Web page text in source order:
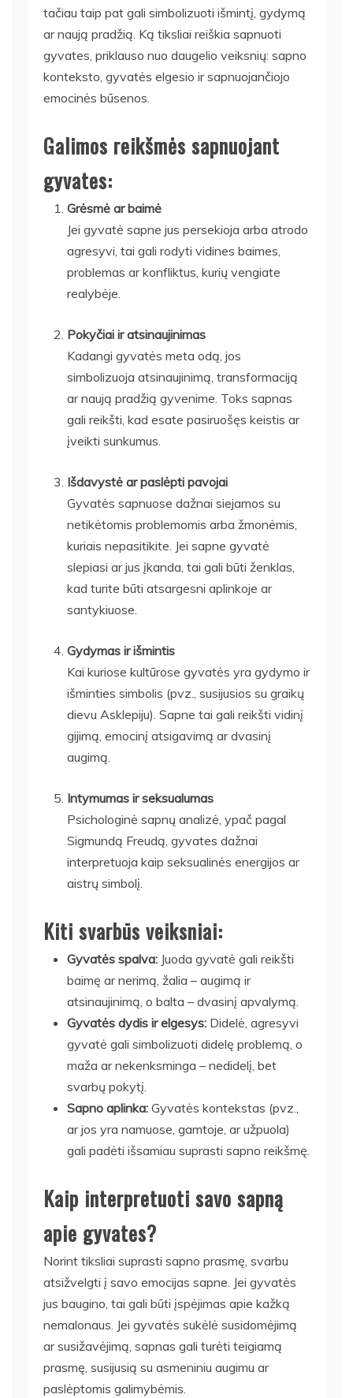
tačiau taip pat gali simbolizuoti išmintį, gydymą
ar naują pradžią. Ką tiksliai reiškia sapnuoti
gyvates, priklauso nuo daugelio veiksnių: sapno
konteksto, gyvatės elgesio ir sapnuojančiojo
emocinės būsenos.
Galimos reikšmės sapnuojant
gyvates:
Grėsmė ar baimė
Jei gyvatė sapne jus persekioja arba atrodo
agresyvi, tai gali rodyti vidines baimes,
problemas ar konfliktus, kurių vengiate
realybėje.
Pokyčiai ir atsinaujinimas
Kadangi gyvatės meta odą, jos
simbolizuoja atsinaujinimą, transformaciją
ar naują pradžią gyvenime. Toks sapnas
gali reikšti, kad esate pasiruošęs keistis ar
įveikti sunkumus.
Išdavystė ar paslėpti pavojai
Gyvatės sapnuose dažnai siejamos su
netikėtomis problemomis arba žmonėmis,
kuriais nepasitikite. Jei sapne gyvatė
slepiasi ar jus įkanda, tai gali būti ženklas,
kad turite būti atsargesni aplinkoje ar
santykiuose.
Gydymas ir išmintis
Kai kuriose kultūrose gyvatės yra gydymo ir
išminties simbolis (pvz., susijusios su graikų
dievu Asklepiju). Sapne tai gali reikšti vidinį
gijimą, emocinį atsigavimą ar dvasinį
augimą.
Intymumas ir seksualumas
Psichologinė sapnų analizė, ypač pagal
Sigmundą Freudą, gyvates dažnai
interpretuoja kaip seksualinės energijos ar
aistrų simbolį.
Kiti svarbūs veiksniai:
Gyvatės spalva: Juoda gyvatė gali reikšti
baimę ar nerimą, žalia – augimą ir
atsinaujinimą, o balta – dvasinį apvalymą.
Gyvatės dydis ir elgesys: Didelė, agresyvi
gyvatė gali simbolizuoti didelę problemą, o
maža ar nekenksminga – nedidelį, bet
svarbų pokytį.
Sapno aplinka: Gyvatės kontekstas (pvz.,
ar jos yra namuose, gamtoje, ar užpuola)
gali padėti išsamiau suprasti sapno reikšmę.
Kaip interpretuoti savo sapną
apie gyvates?
Norint tiksliai suprasti sapno prasmę, svarbu
atsižvelgti į savo emocijas sapne. Jei gyvatės
jus baugino, tai gali būti įspėjimas apie kažką
nemalonaus. Jei gyvatės sukėlė susidomėjimą
ar susižavėjimą, sapnas gali turėti teigiamą
prasmę, susijusią su asmeniniu augimu ar
paslėptomis galimybėmis.